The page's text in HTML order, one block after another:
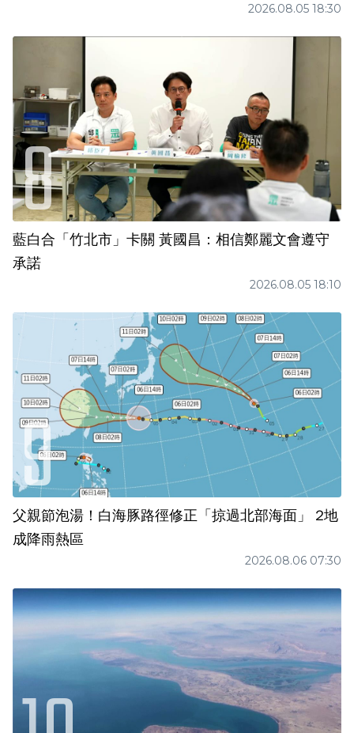
2026.08.05 18:30
藍白合「竹北市」卡關 黃國昌：相信鄭麗文會遵守
承諾
2026.08.05 18:10
父親節泡湯！白海豚路徑修正「掠過北部海面」 2地
成降雨熱區
2026.08.06 07:30